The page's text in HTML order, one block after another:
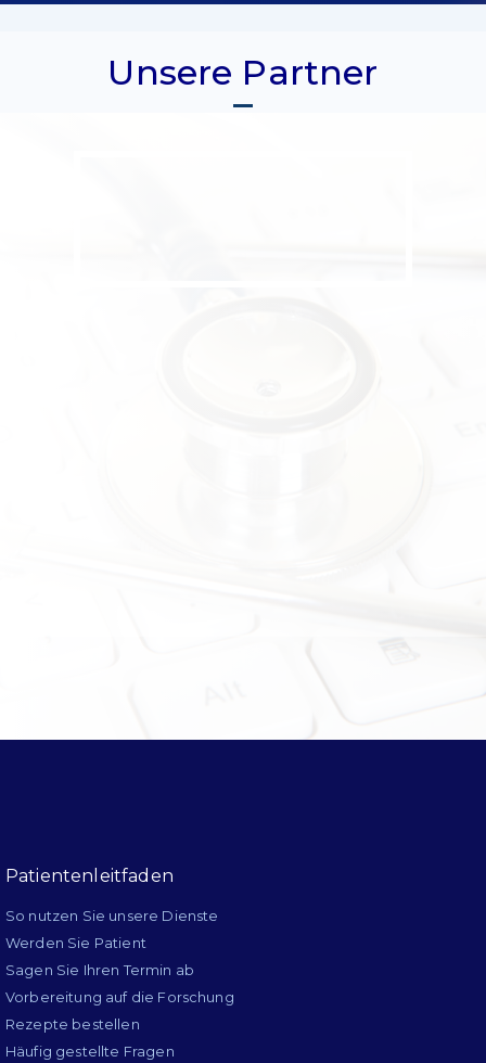
Unsere Partner
Patientenleitfaden
So nutzen Sie unsere Dienste
Werden Sie Patient
Sagen Sie Ihren Termin ab
Vorbereitung auf die Forschung
Rezepte bestellen
Häufig gestellte Fragen